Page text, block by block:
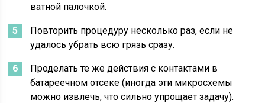
ватной палочкой.
Повторить процедуру несколько раз, если не
удалось убрать всю грязь сразу.
Проделать те же действия с контактами в
батареечном отсеке (иногда эти микросхемы
можно извлечь, что сильно упрощает задачу).